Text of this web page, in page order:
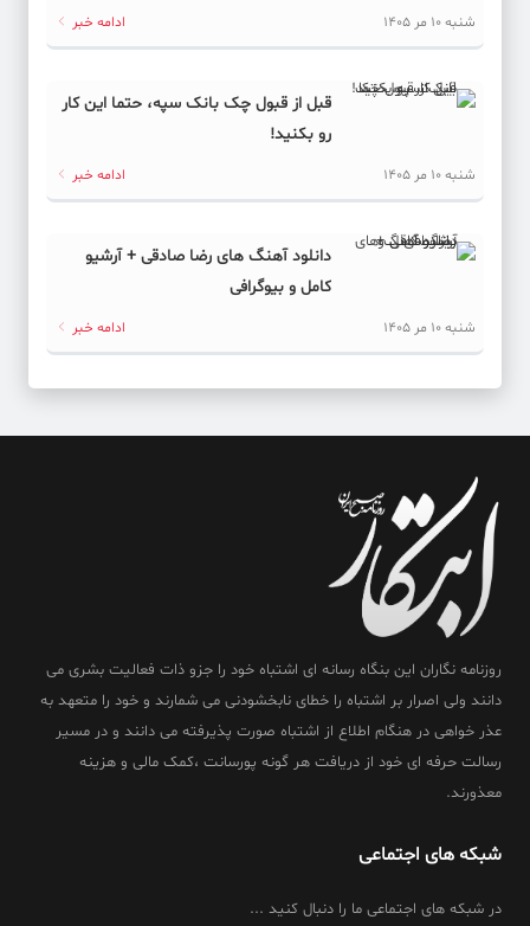
شنبه 10 مر 1405 ادامه خبر
قبل از قبول چک بانک سپه، حتما این کار
رو بکنید!
شنبه 10 مر 1405 ادامه خبر
دانلود آهنگ های رضا صادقی + آرشیو
کامل و بیوگرافی
شنبه 10 مر 1405 ادامه خبر
روزنامه نگاران این بنگاه رسانه ای اشتباه خود را جزو ذات فعالیت بشری می
دانند ولی اصرار بر اشتباه را خطای نابخشودنی می شمارند و خود را متعهد به
عذر خواهی در هنگام اطلاع از اشتباه صورت پذیرفته می دانند و در مسیر
رسالت حرفه ای خود از دریافت هر گونه پورسانت ،کمک مالی و هزینه
معذورند.
شبکه های اجتماعی
در شبکه های اجتماعی ما را دنبال کنید ...